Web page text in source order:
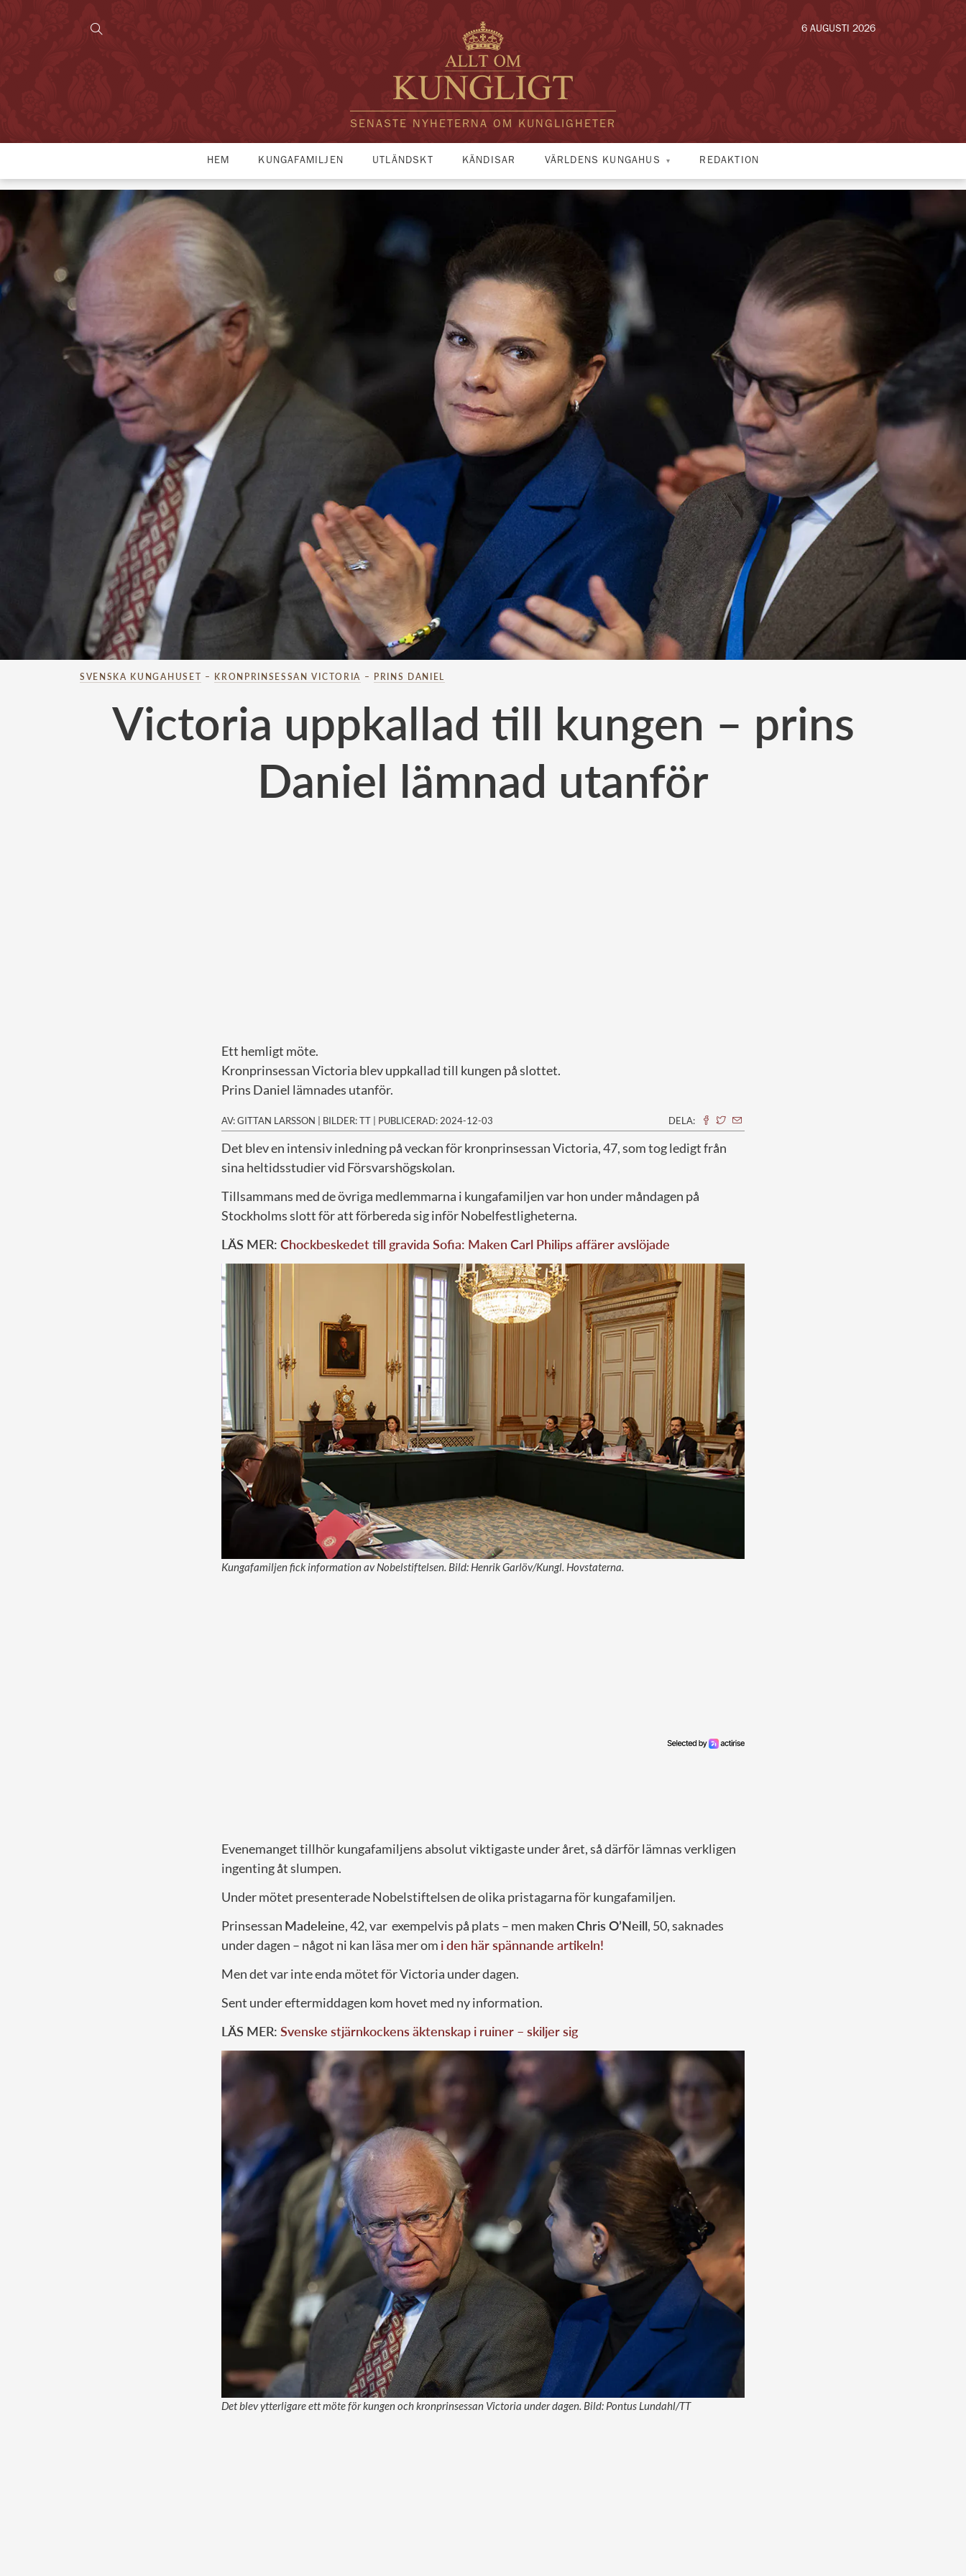
SENASTE NYHETERNA OM KUNGLIGHETER
6 AUGUSTI 2026
HEM KUNGAFAMILJEN UTLÄNDSKT KÄNDISAR VÄRLDENS KUNGAHUS REDAKTION
SVENSKA KUNGAHUSET – KRONPRINSESSAN VICTORIA – PRINS DANIEL
Victoria uppkallad till kungen – prins
Daniel lämnad utanför
Ett hemligt möte.
Kronprinsessan Victoria blev uppkallad till kungen på slottet.
Prins Daniel lämnades utanför.
AV: GITTAN LARSSON | BILDER: TT | PUBLICERAD: 2024-12-03 DELA:
Det blev en intensiv inledning på veckan för kronprinsessan Victoria, 47, som tog ledigt från
sina heltidsstudier vid Försvarshögskolan.
Tillsammans med de övriga medlemmarna i kungafamiljen var hon under måndagen på
Stockholms slott för att förbereda sig inför Nobelfestligheterna.
LÄS MER: Chockbeskedet till gravida Sofia: Maken Carl Philips affärer avslöjade
Kungafamiljen fick information av Nobelstiftelsen. Bild: Henrik Garlöv/Kungl. Hovstaterna.
Evenemanget tillhör kungafamiljens absolut viktigaste under året, så därför lämnas verkligen
ingenting åt slumpen.
Under mötet presenterade Nobelstiftelsen de olika pristagarna för kungafamiljen.
Prinsessan Madeleine, 42, var exempelvis på plats – men makenChris O’Neill, 50, saknades
under dagen – något ni kan läsa mer om i den här spännande artikeln!
Men det var inte enda mötet för Victoria under dagen.
Sent under eftermiddagen kom hovet med ny information.
LÄS MER: Svenske stjärnkockens äktenskap i ruiner – skiljer sig
Det blev ytterligare ett möte för kungen och kronprinsessan Victoria under dagen. Bild: Pontus Lundahl/TT